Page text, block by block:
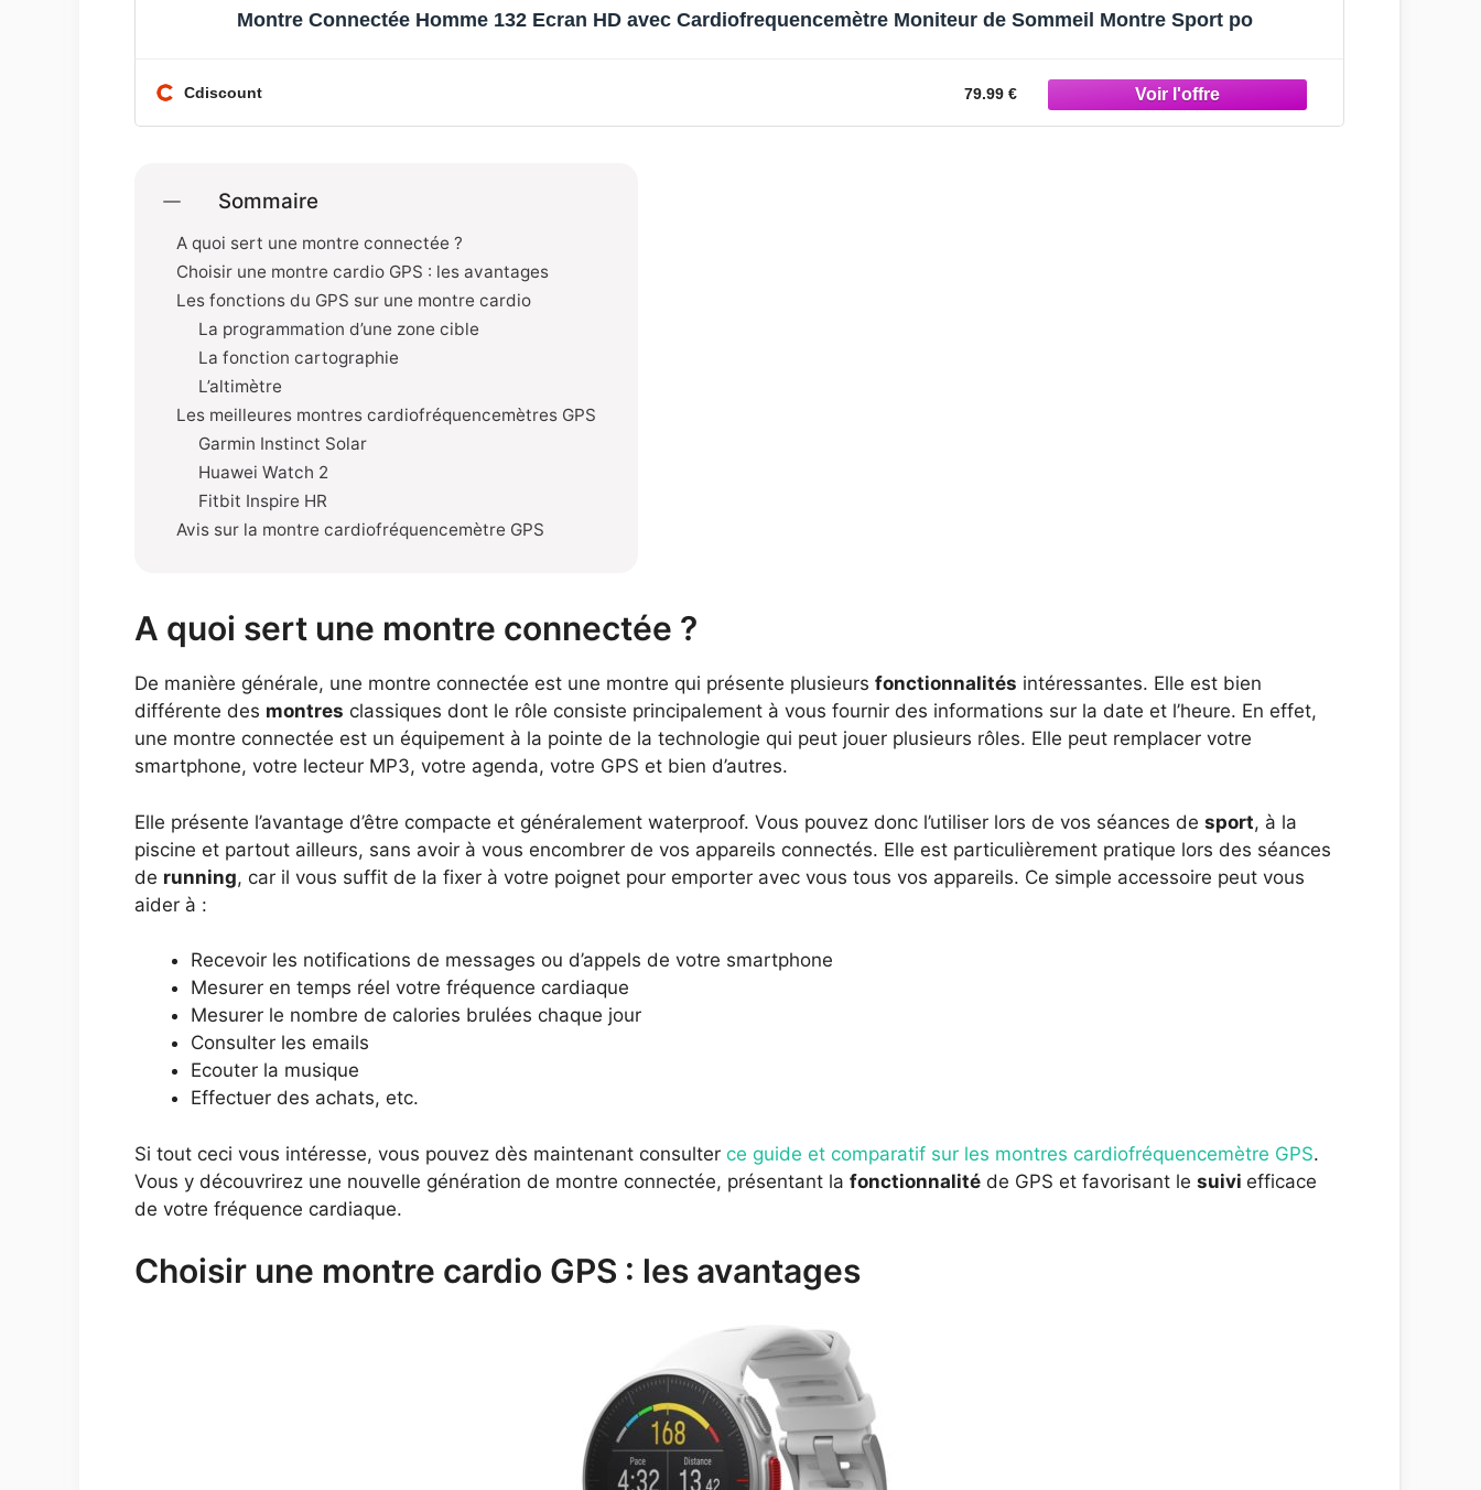
Montre Connectée Homme 132 Ecran HD avec Cardiofrequencemètre Moniteur de Sommeil Montre Sport po
Cdiscount 79.99 €
Sommaire
A quoi sert une montre connectée ?
Choisir une montre cardio GPS : les avantages
Les fonctions du GPS sur une montre cardio
La programmation d’une zone cible
La fonction cartographie
L’altimètre
Les meilleures montres cardiofréquencemètres GPS
Garmin Instinct Solar
Huawei Watch 2
Fitbit Inspire HR
Avis sur la montre cardiofréquencemètre GPS
A quoi sert une montre connectée ?
De manière générale, une montre connectée est une montre qui présente plusieurs fonctionnalités intéressantes. Elle est bien
différente des montres classiques dont le rôle consiste principalement à vous fournir des informations sur la date et l’heure. En effet,
une montre connectée est un équipement à la pointe de la technologie qui peut jouer plusieurs rôles. Elle peut remplacer votre
smartphone, votre lecteur MP3, votre agenda, votre GPS et bien d’autres.
Elle présente l’avantage d’être compacte et généralement waterproof. Vous pouvez donc l’utiliser lors de vos séances de sport, à la
piscine et partout ailleurs, sans avoir à vous encombrer de vos appareils connectés. Elle est particulièrement pratique lors des séances
de running, car il vous suffit de la fixer à votre poignet pour emporter avec vous tous vos appareils. Ce simple accessoire peut vous
aider à :
Recevoir les notifications de messages ou d’appels de votre smartphone
Mesurer en temps réel votre fréquence cardiaque
Mesurer le nombre de calories brulées chaque jour
Consulter les emails
Ecouter la musique
Effectuer des achats, etc.
Si tout ceci vous intéresse, vous pouvez dès maintenant consulter ce guide et comparatif sur les montres cardiofréquencemètre GPS.
Vous y découvrirez une nouvelle génération de montre connectée, présentant la fonctionnalité de GPS et favorisant le suivi efficace
de votre fréquence cardiaque.
Choisir une montre cardio GPS : les avantages